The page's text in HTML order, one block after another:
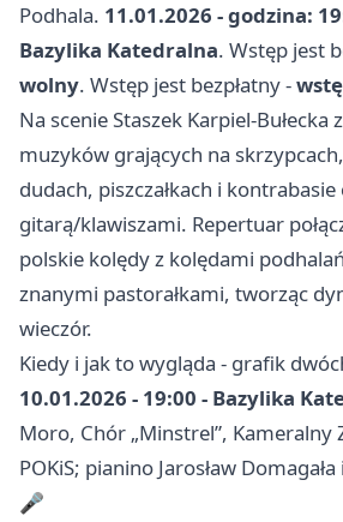
Podhala. 11.01.2026 - godzina:
Bazylika Katedralna. Wstęp jest
wolny. Wstęp jest bezpłatny -
Na scenie Staszek Karpiel-Bułecka
muzyków grających na
dudach, piszczałkach i
gitarą/klawiszami. Repertuar
polskie kolędy z kolędami
znanymi pastorałkami, tworząc
wieczór.
Kiedy i jak to wygląda - grafik
10.01.2026 - 19:00 - Bazylika
Moro, Chór „Minstrel”, Kameralny
POKiS; pianino Jarosław
🎤